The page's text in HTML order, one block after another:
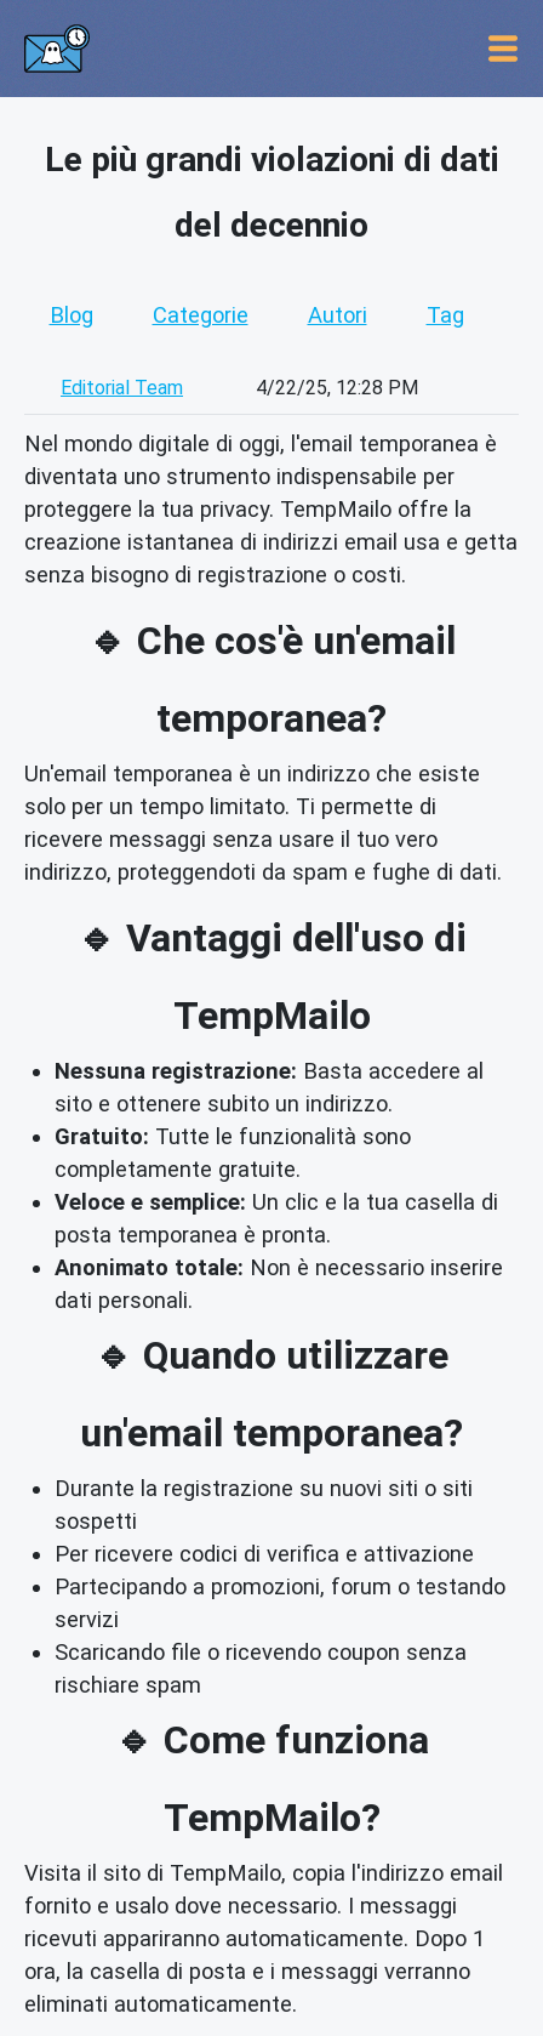
Le più grandi violazioni di dati
del decennio
Blog Categorie Autori Tag
Editorial Team 4/22/25, 12:28 PM
Nel mondo digitale di oggi, l'email temporanea è
diventata uno strumento indispensabile per
proteggere la tua privacy. TempMailo offre la
creazione istantanea di indirizzi email usa e getta
senza bisogno di registrazione o costi.
🔹 Che cos'è un'email
temporanea?
Un'email temporanea è un indirizzo che esiste
solo per un tempo limitato. Ti permette di
ricevere messaggi senza usare il tuo vero
indirizzo, proteggendoti da spam e fughe di dati.
🔹 Vantaggi dell'uso di
TempMailo
Nessuna registrazione: Basta accedere al
sito e ottenere subito un indirizzo.
Gratuito: Tutte le funzionalità sono
completamente gratuite.
Veloce e semplice: Un clic e la tua casella di
posta temporanea è pronta.
Anonimato totale: Non è necessario inserire
dati personali.
🔹 Quando utilizzare
un'email temporanea?
Durante la registrazione su nuovi siti o siti
sospetti
Per ricevere codici di verifica e attivazione
Partecipando a promozioni, forum o testando
servizi
Scaricando file o ricevendo coupon senza
rischiare spam
🔹 Come funziona
TempMailo?
Visita il sito di TempMailo, copia l'indirizzo email
fornito e usalo dove necessario. I messaggi
ricevuti appariranno automaticamente. Dopo 1
ora, la casella di posta e i messaggi verranno
eliminati automaticamente.